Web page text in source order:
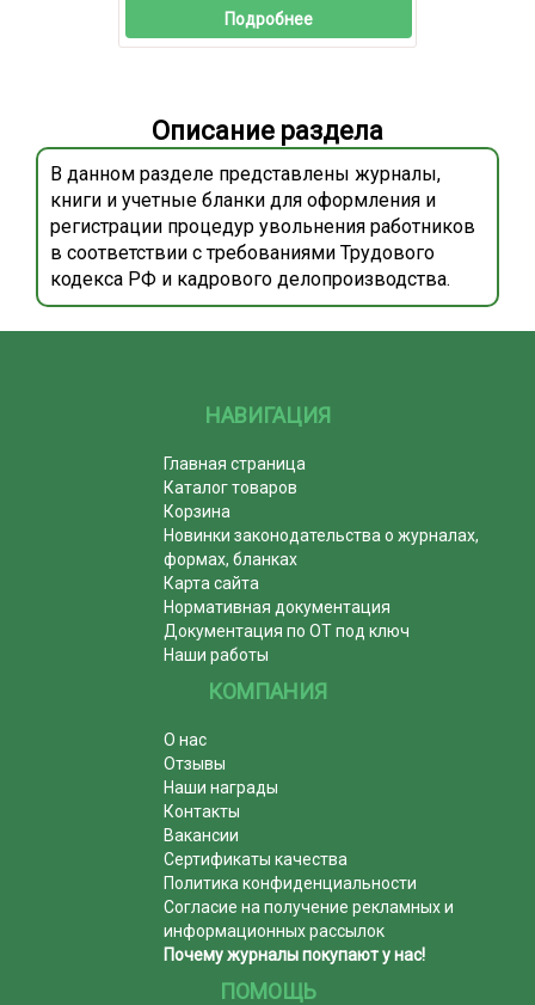
Подробнее
Описание раздела
В данном разделе представлены журналы,
книги и учетные бланки для оформления и
регистрации процедур увольнения работников
в соответствии с требованиями Трудового
кодекса РФ и кадрового делопроизводства.
НАВИГАЦИЯ
Главная страница
Каталог товаров
Корзина
Новинки законодательства о журналах,
формах, бланках
Карта сайта
Нормативная документация
Документация по ОТ под ключ
Наши работы
КОМПАНИЯ
О нас
Отзывы
Наши награды
Контакты
Вакансии
Сертификаты качества
Политика конфиденциальности
Согласие на получение рекламных и
информационных рассылок
Почему журналы покупают у нас!
ПОМОЩЬ